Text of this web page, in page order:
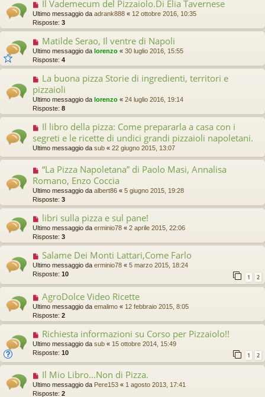
Il Vademecum del Pizzaiolo.Di Elia Tavernese
Ultimo messaggio da adrank888 « 12 ottobre 2016, 10:35
Risposte: 3
Matilde Serao, Il ventre di Napoli
Ultimo messaggio da lorenzo « 30 luglio 2016, 15:55
Risposte: 4
La buona pizza Storie di ingredienti, territori e
pizzaioli
Ultimo messaggio da lorenzo « 24 luglio 2016, 19:14
Risposte: 8
Il libro della pizza: Come prepararla a casa con i
segreti e le ricette di undici grandi pizzaioli napoletani.
Ultimo messaggio da sub « 22 giugno 2015, 13:07
“La Pizza Napoletana” di Paolo Masi, Annalisa
Romano, Enzo Coccia
Ultimo messaggio da albert86 « 5 giugno 2015, 19:28
Risposte: 3
libri sulla pizza e sul pane!
Ultimo messaggio da erminio78 « 2 aprile 2015, 22:06
Risposte: 3
Salame Dei Monti Lattari,Come Farlo
Ultimo messaggio da erminio78 « 5 marzo 2015, 18:24
Risposte: 10 1 2
AgroDolce Video Ricette
Ultimo messaggio da emalimo « 12 febbraio 2015, 8:05
Risposte: 2
Richiesta informazioni su Corso per Pizzaiolo!!
Ultimo messaggio da sub « 15 ottobre 2014, 15:49
Risposte: 10 1 2
Il Mio Libro...Non di Pizza.
Ultimo messaggio da Pere153 « 1 agosto 2013, 17:41
Risposte: 2